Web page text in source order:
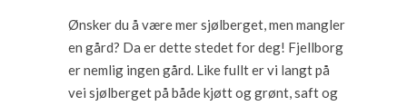
Ønsker du å være mer sjølberget, men mangler
en gård? Da er dette stedet for deg! Fjellborg
er nemlig ingen gård. Like fullt er vi langt på
vei sjølberget på både kjøtt og grønt, saft og